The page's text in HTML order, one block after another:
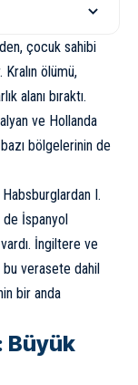
çocuk sahibi
Kralın ölümü,
alanı bıraktı.
ve Hollanda
bazı bölgelerinin de
I.
de İspanyol
İngiltere ve
verasete dahil
bir anda
Büyük